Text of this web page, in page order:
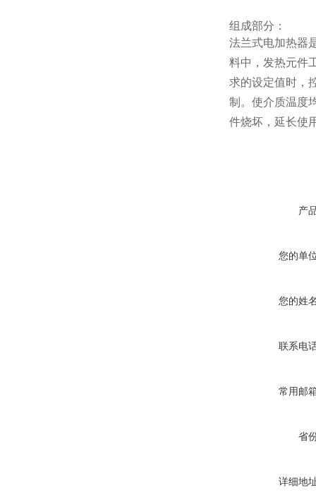
组成部分：
法兰式电加热器
料中，发热元件
求的设定值时，
制。使介质温度
件烧坏，延长使
产
您的单
您的姓
联系电
常用邮
省
详细地